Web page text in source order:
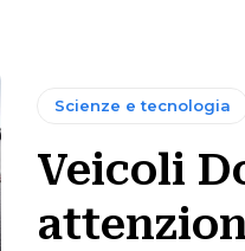
Scienze e tecnologia
Veicoli